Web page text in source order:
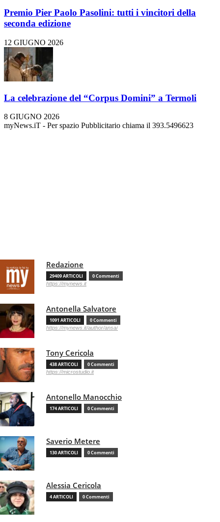
Premio Pier Paolo Pasolini: tutti i vincitori della
seconda edizione
12 GIUGNO 2026
La celebrazione del “Corpus Domini” a Termoli
8 GIUGNO 2026
myNews.iT - Per spazio Pubblicitario chiama il 393.5496623
Redazione
29409 ARTICOLI 0 Commenti
https://mynews.it
Antonella Salvatore
1091 ARTICOLI 0 Commenti
https://mynews.it/author/ansa/
Tony Cericola
438 ARTICOLI 0 Commenti
https://microstudio.it
Antonello Manocchio
174 ARTICOLI 0 Commenti
Saverio Metere
130 ARTICOLI 0 Commenti
Alessia Cericola
4 ARTICOLI 0 Commenti